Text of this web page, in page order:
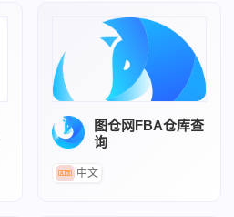
图仓网FBA仓库查
询
址清单中文